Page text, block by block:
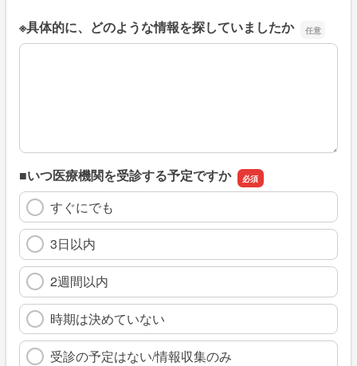
※具体的に、どのような情報を探していましたか
※具体的に、どのような情報を探していましたか
■いつ医療機関を受診する予定ですか
すぐにでも
3日以内
2週間以内
時期は決めていない
受診の予定はない/情報収集のみ